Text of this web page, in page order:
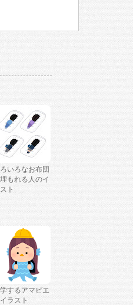
いろなお布団
もれる人のイ
ト
するアマビエ
ラスト